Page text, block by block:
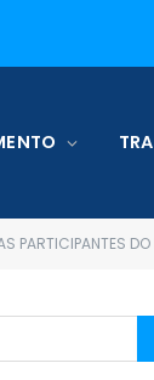
MUNICIPAL DE ASSISTÊNCIA